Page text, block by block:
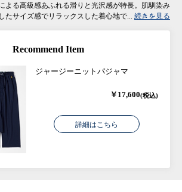
よる高級感あふれる滑りと光沢感が特長。肌馴染み
たサイズ感でリラックスした着心地で... 続きを見る
Recommend Item
ジャージーニットパジャマ
￥17,600(税込)
詳細はこちら